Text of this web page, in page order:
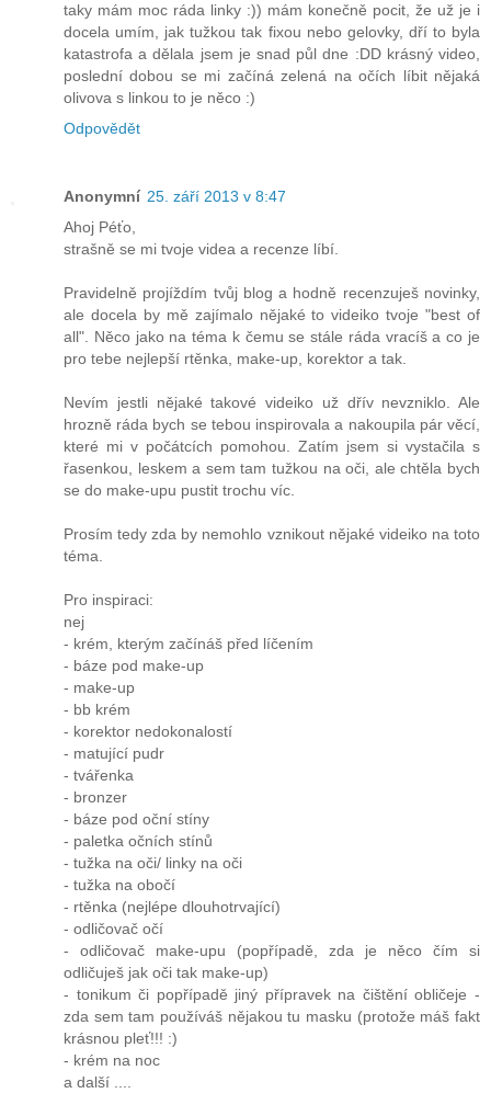
taky mám moc ráda linky :)) mám konečně pocit, že už je i
docela umím, jak tužkou tak fixou nebo gelovky, dří to byla
katastrofa a dělala jsem je snad půl dne :DD krásný video,
poslední dobou se mi začíná zelená na očích líbit nějaká
olivova s linkou to je něco :)
Odpovědět
Anonymní 25. září 2013 v 8:47
Ahoj Péťo,
strašně se mi tvoje videa a recenze líbí.
Pravidelně projíždím tvůj blog a hodně recenzuješ novinky,
ale docela by mě zajímalo nějaké to videiko tvoje "best of
all". Něco jako na téma k čemu se stále ráda vracíš a co je
pro tebe nejlepší rtěnka, make-up, korektor a tak.
Nevím jestli nějaké takové videiko už dřív nevzniklo. Ale
hrozně ráda bych se tebou inspirovala a nakoupila pár věcí,
které mi v počátcích pomohou. Zatím jsem si vystačila s
řasenkou, leskem a sem tam tužkou na oči, ale chtěla bych
se do make-upu pustit trochu víc.
Prosím tedy zda by nemohlo vznikout nějaké videiko na toto
téma.
Pro inspiraci:
nej
- krém, kterým začínáš před líčením
- báze pod make-up
- make-up
- bb krém
- korektor nedokonalostí
- matující pudr
- tvářenka
- bronzer
- báze pod oční stíny
- paletka očních stínů
- tužka na oči/ linky na oči
- tužka na obočí
- rtěnka (nejlépe dlouhotrvající)
- odličovač očí
- odličovač make-upu (popřípadě, zda je něco čím si
odličuješ jak oči tak make-up)
- tonikum či popřípadě jiný přípravek na čištění obličeje -
zda sem tam používáš nějakou tu masku (protože máš fakt
krásnou pleť!!! :)
- krém na noc
a další ....